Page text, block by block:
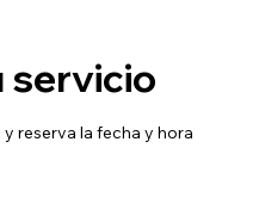
servicio
reserva la fecha y hora